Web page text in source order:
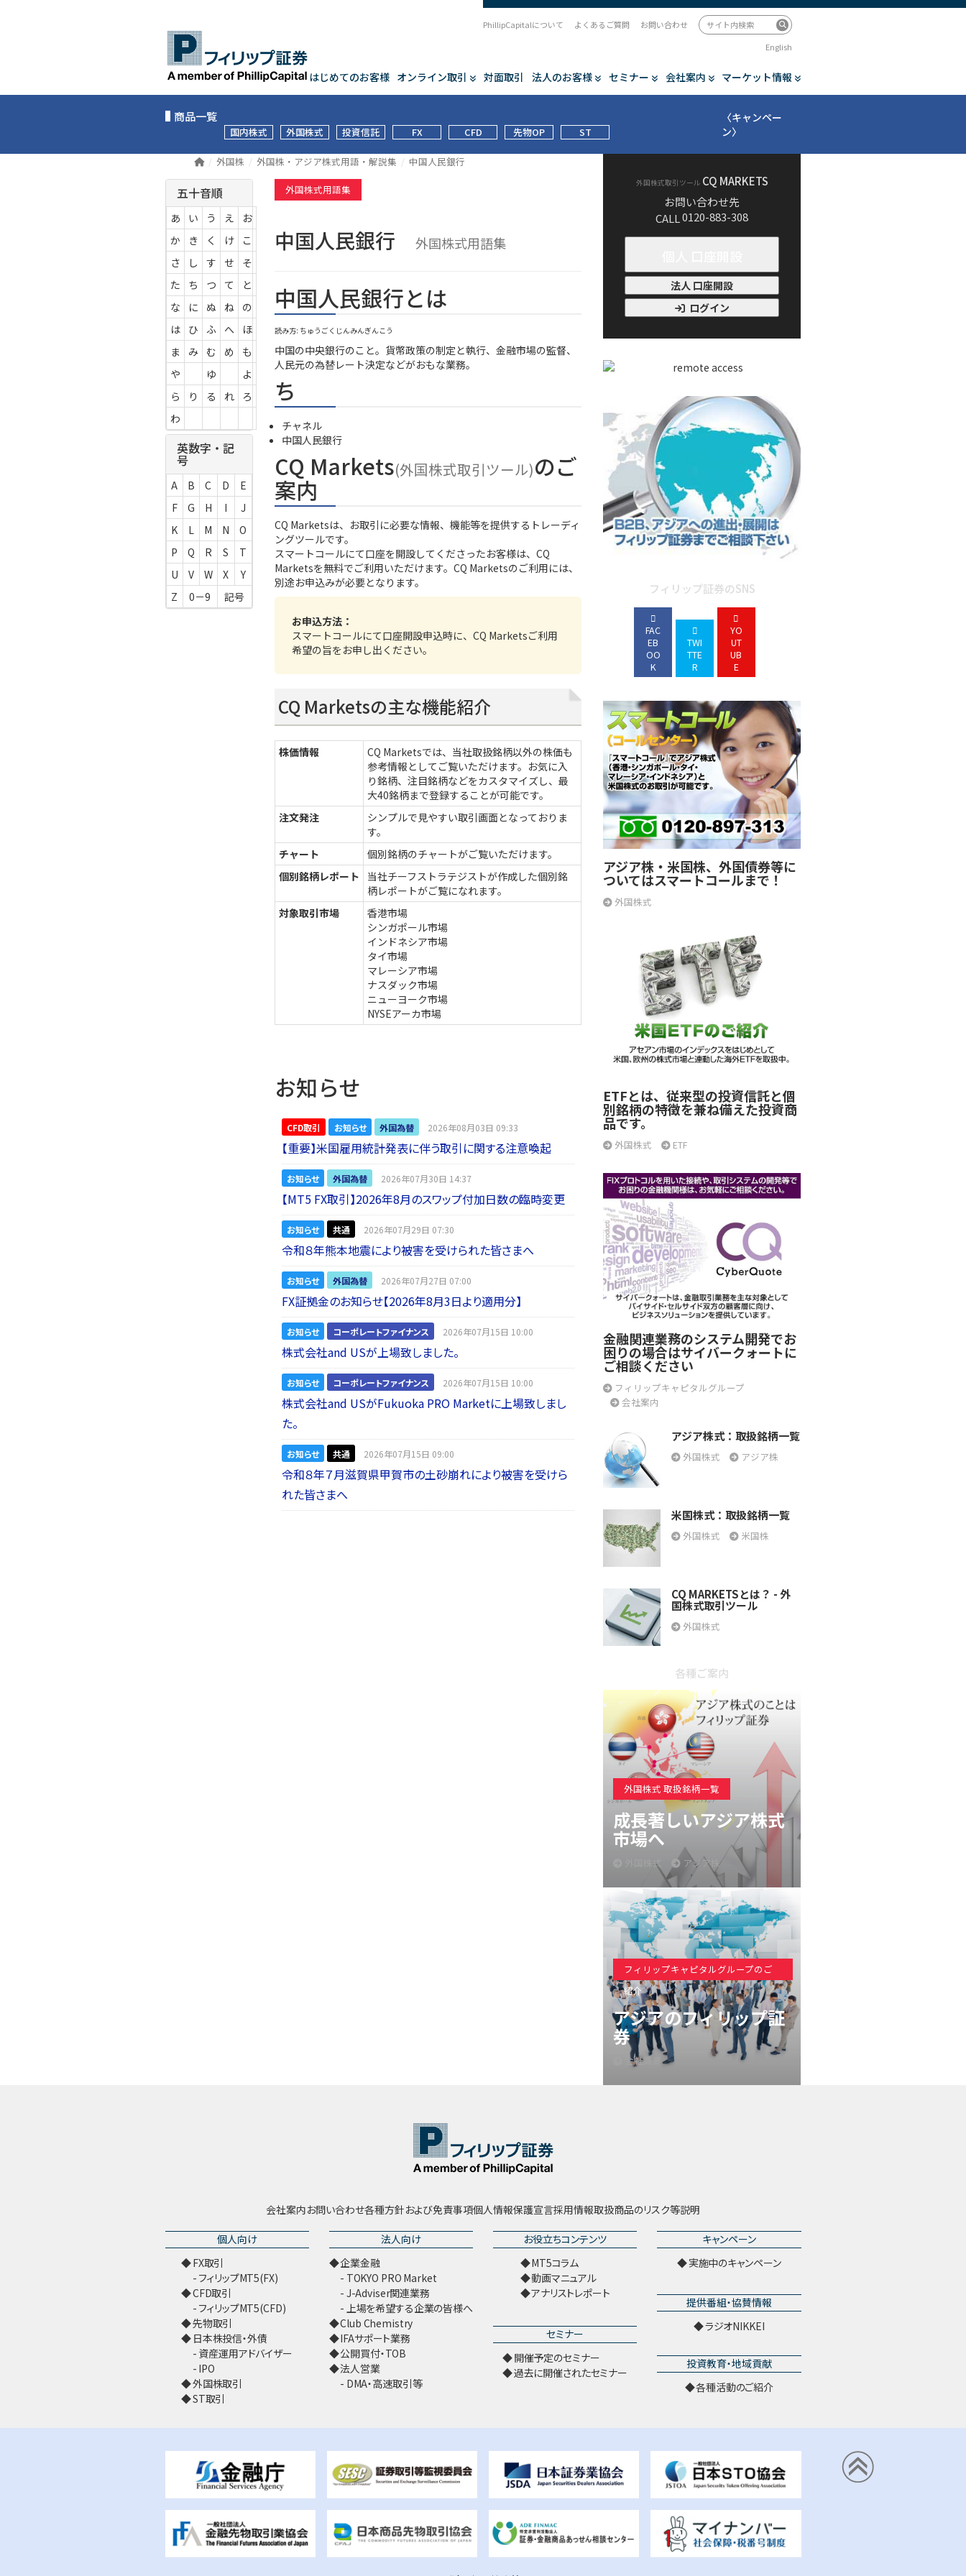
はじめてのお客様 オンライン取引 対面取引 法人のお客様 セミナー 会社案内 マーケット情報
PhillipCapitalについて よくあるご質問
お問い合わせ
English
商品一覧
国内株式 外国株式 投資信託 FX CFD 先物OP ST
〈キャンペー
ン〉
外国株 外国株・アジア株式用語・解説集 中国人民銀行
外国株式用語集
中国人民銀行 外国株式用語集
中国人民銀行とは
読み方: ちゅうごくじんみんぎんこう
中国の中央銀行のこと。貨幣政策の制定と執行、金融市場の監督、
人民元の為替レート決定などがおもな業務。
ち
チャネル
中国人民銀行
CQ Markets(外国株式取引ツール)のご
案内
CQ Marketsは、お取引に必要な情報、機能等を提供するトレーディ
ングツールです。
スマートコールにて口座を開設してくださったお客様は、CQ
Marketsを無料でご利用いただけます。CQ Marketsのご利用には、
別途お申込みが必要となります。
お申込方法：
スマートコールにて口座開設申込時に、CQ Marketsご利用
希望の旨をお申し出ください。
CQ Marketsの主な機能紹介
株価情報
CQ Marketsでは、当社取扱銘柄以外の株価も
参考情報としてご覧いただけます。お気に入
り銘柄、注目銘柄などをカスタマイズし、最
大40銘柄まで登録することが可能です。
注文発注
シンプルで見やすい取引画面となっておりま
す。
チャート
個別銘柄のチャートがご覧いただけます。
個別銘柄レポート
当社チーフストラテジストが作成した個別銘
柄レポートがご覧になれます。
対象取引市場
香港市場
シンガポール市場
インドネシア市場
タイ市場
マレーシア市場
ナスダック市場
ニューヨーク市場
NYSEアーカ市場
お知らせ
CFD取引 お知らせ 外国為替 2026年08月03日 09:33
【重要】米国雇用統計発表に伴う取引に関する注意喚起
お知らせ 外国為替 2026年07月30日 14:37
【MT5 FX取引】2026年8月のスワップ付加日数の臨時変更
お知らせ 共通 2026年07月29日 07:30
令和８年熊本地震により被害を受けられた皆さまへ
お知らせ 外国為替 2026年07月27日 07:00
FX証拠金のお知らせ【2026年8月3日より適用分】
お知らせ コーポレートファイナンス 2026年07月15日 10:00
株式会社and USが上場致しました。
お知らせ コーポレートファイナンス 2026年07月15日 10:00
株式会社and USがFukuoka PRO Marketに上場致しまし
た。
お知らせ 共通 2026年07月15日 09:00
令和８年７月滋賀県甲賀市の土砂崩れにより被害を受けら
れた皆さまへ
五十音順
あ い う え
お
か
き く け
こ
さ
し す せ
そ
た
ち つ て
と
な
に ぬ ね
の
は
ひ ふ へ
ほ
ま
み む め
も
や
ゆ
よ
ら
り る れ
ろ
わ
英数字・記
号
A B C D
E
F
G H I
J
K
L M N
O
P
Q R S
T
U
V W X
Y
Z
0－9 記号
外国株式取引ツール CQ MARKETS
お問い合わせ先
CALL0120-883-308
法人 口座開設
ログイン
フィリップ証券のSNS
FAC
EB
OO
K
TWI
TTE
R
YO
UT
UB
E
アジア株・米国株、外国債券等に
ついてはスマートコールまで！
外国株式
ETFとは、従来型の投資信託と個
別銘柄の特徴を兼ね備えた投資商
品です。
外国株式 ETF
金融関連業務のシステム開発でお
困りの場合はサイバークォートに
ご相談ください
フィリップキャピタルグループ
会社案内
アジア株式：取扱銘柄一覧
外国株式 アジア株
米国株式：取扱銘柄一覧
外国株式 米国株
CQ MARKETSとは？ - 外
国株式取引ツール
外国株式
各種ご案内
外国株式 取扱銘柄一覧
成長著しいアジア株式
市場へ
外国株式 アジア株
フィリップキャピタルグループのご
紹介
アジアのフィリップ証
券
会社概要
会社案内お問い合わせ各種方針および免責事項個人情報保護宣言採用情報取扱商品のリスク等説明
個人向け
FX取引
フィリップMT5(FX)
CFD取引
フィリップMT5(CFD)
先物取引
日本株投信・外債
資産運用アドバイザー
IPO
外国株取引
ST取引
法人向け
企業金融
TOKYO PRO Market
J-Adviser関連業務
上場を希望する企業の皆様へ
Club Chemistry
IFAサポート業務
公開買付・TOB
法人営業
DMA・高速取引等
お役立ちコンテンツ
MT5コラム
動画マニュアル
アナリストレポート
セミナー
開催予定のセミナー
過去に開催されたセミナー
キャンペーン
実施中のキャンペーン
提供番組・協賛情報
ラジオNIKKEI
投資教育・地域貢献
各種活動のご紹介